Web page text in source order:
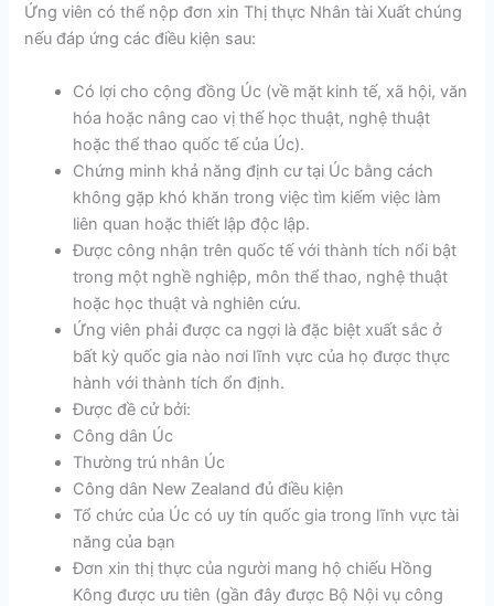
Ứng viên có thể nộp đơn xin Thị thực Nhân tài Xuất chúng
nếu đáp ứng các điều kiện sau:
Có lợi cho cộng đồng Úc (về mặt kinh tế, xã hội, văn
hóa hoặc nâng cao vị thế học thuật, nghệ thuật
hoặc thể thao quốc tế của Úc).
Chứng minh khả năng định cư tại Úc bằng cách
không gặp khó khăn trong việc tìm kiếm việc làm
liên quan hoặc thiết lập độc lập.
Được công nhận trên quốc tế với thành tích nổi bật
trong một nghề nghiệp, môn thể thao, nghệ thuật
hoặc học thuật và nghiên cứu.
Ứng viên phải được ca ngợi là đặc biệt xuất sắc ở
bất kỳ quốc gia nào nơi lĩnh vực của họ được thực
hành với thành tích ổn định.
Được đề cử bởi:
Công dân Úc
Thường trú nhân Úc
Công dân New Zealand đủ điều kiện
Tổ chức của Úc có uy tín quốc gia trong lĩnh vực tài
năng của bạn
Đơn xin thị thực của người mang hộ chiếu Hồng
Kông được ưu tiên (gần đây được Bộ Nội vụ công